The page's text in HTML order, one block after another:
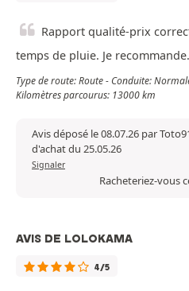
Rapport qualité-prix
temps de pluie. Je recommande.
Type de route: Route - Conduite:
Kilomètres parcourus: 13000 km
Avis déposé le 08.07.26 par
d'achat du 25.05.26
Signaler
Racheteriez-vous
AVIS DE LOLOKAMA
4/5